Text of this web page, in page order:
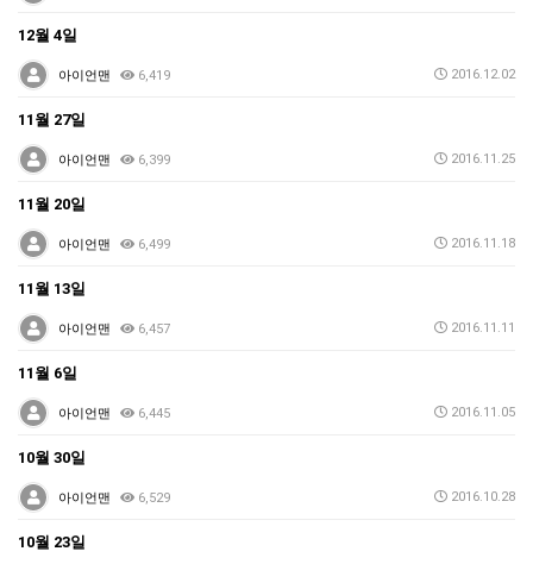
12월 4일
아이언맨 6,419 2016.12.02
11월 27일
아이언맨 6,399 2016.11.25
11월 20일
아이언맨 6,499 2016.11.18
11월 13일
아이언맨 6,457 2016.11.11
11월 6일
아이언맨 6,445 2016.11.05
10월 30일
아이언맨 6,529 2016.10.28
10월 23일